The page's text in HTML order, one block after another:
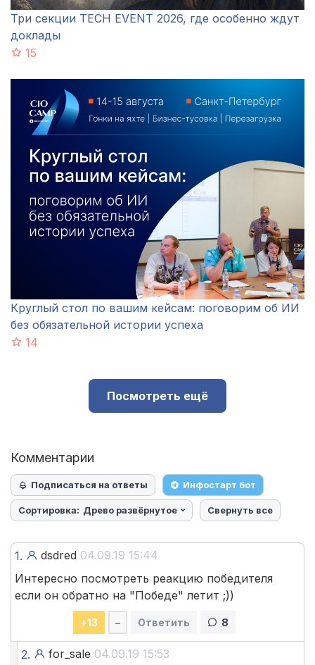
Три секции TECH EVENT 2026, где особенно ждут
доклады
15
Круглый стол по вашим кейсам: поговорим об ИИ
без обязательной истории успеха
14
Посмотреть ещё
Комментарии
Подписаться на ответы Инфостарт бот
Сортировка: Древо развёрнутое Свернуть все
1. dsdred 04.09.19 15:44
Интересно посмотреть реакцию победителя
если он обратно на "Победе" летит ;))
+13 – Ответить 8
2. for_sale 04.09.19 15:53